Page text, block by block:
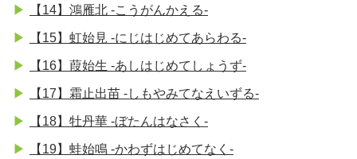
【14】鴻雁北 -こうがんかえる-
【15】虹始見 -にじはじめてあらわる-
【16】葭始生 -あしはじめてしょうず-
【17】霜止出苗 -しもやみてなえいずる-
【18】牡丹華 -ぼたんはなさく-
【19】蛙始鳴 -かわずはじめてなく-